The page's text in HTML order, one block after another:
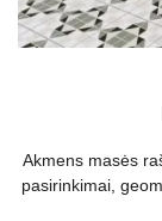
Akmens masės
pasirinkimai,